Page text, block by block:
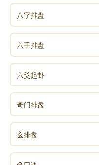
八字排盘
六壬排盘
六爻起卦
奇门排盘
玄排盘